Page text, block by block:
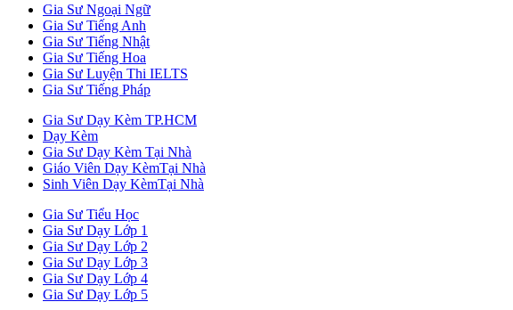
Gia Sư Ngoại Ngữ
Gia Sư Tiếng Anh
Gia Sư Tiếng Nhật
Gia Sư Tiếng Hoa
Gia Sư Luyện Thi IELTS
Gia Sư Tiếng Pháp
Gia Sư Dạy Kèm TP.HCM
Dạy Kèm
Gia Sư Dạy Kèm Tại Nhà
Giáo Viên Dạy KèmTại Nhà
Sinh Viên Dạy KèmTại Nhà
Gia Sư Tiểu Học
Gia Sư Dạy Lớp 1
Gia Sư Dạy Lớp 2
Gia Sư Dạy Lớp 3
Gia Sư Dạy Lớp 4
Gia Sư Dạy Lớp 5